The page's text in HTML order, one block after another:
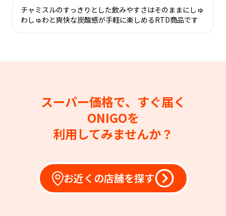
チャミスルのすっきりとした飲みやすさはそのままにしゅ
わしゅわと爽快な炭酸感が手軽に楽しめるRTD商品です
スーパー価格で、すぐ届く
ONIGOを
利用してみませんか？
お近くの店舗を探す